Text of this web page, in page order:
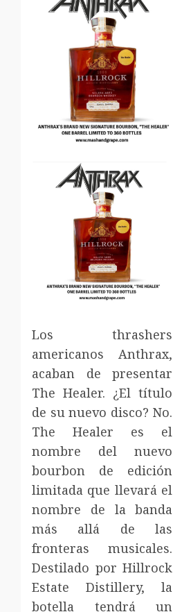
Los thrashers
americanos Anthrax,
acaban de presentar
The Healer. ¿El título
de su nuevo disco? No.
The Healer es el
nombre del nuevo
bourbon de edición
limitada que llevará el
nombre de la banda
más allá de las
fronteras musicales.
Destilado por Hillrock
Estate Distillery, la
botella tendrá un